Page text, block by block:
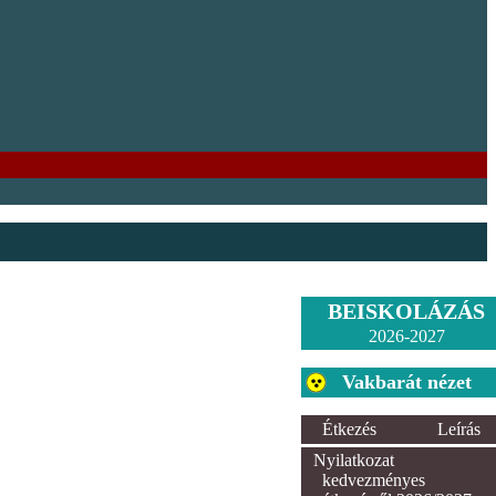
BEISKOLÁZÁS
2026-2027
Vakbarát nézet
Étkezés
Leírás
Nyilatkozat
kedvezményes